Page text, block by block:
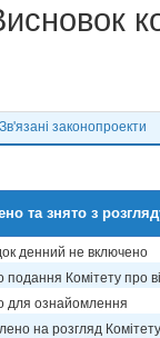
Зв'язані законопроекти
та знято з
денний не включено
подання Комітету про
для ознайомлення
на розгляд Комітету